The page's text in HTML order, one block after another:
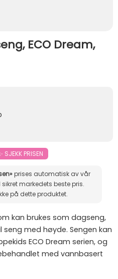
ECO Dream,
SJEKK PRISEN
prises automatisk av vår
på dette produktet.
kan brukes som dagseng,
med høyde. Sengen kan
ECO Dream serien, og
med vannbasert